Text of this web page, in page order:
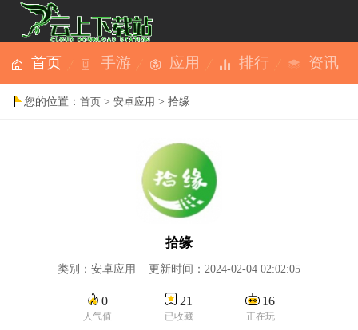
首页 手游 应用 排行 资讯
您的位置：首页 >安卓应用 > 拾缘
拾缘
类别：安卓应用 更新时间：2024-02-04 02:02:05
0
人气值
21
已收藏
16
正在玩